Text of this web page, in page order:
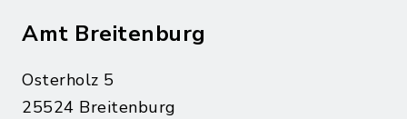
Amt Breitenburg
Osterholz 5
25524 Breitenburg